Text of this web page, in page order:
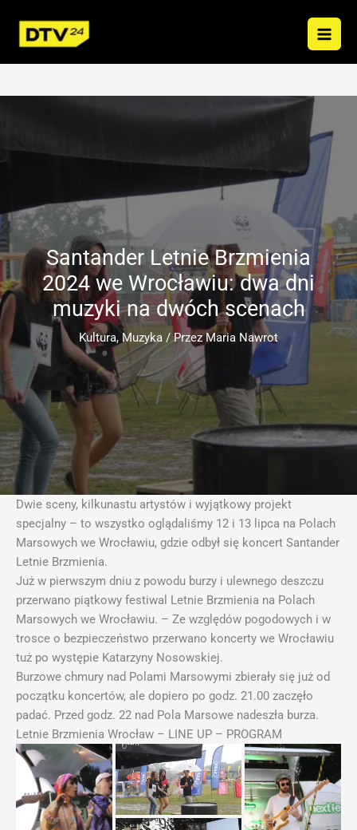
treści
Santander Letnie Brzmienia
2024 we Wrocławiu: dwa dni
muzyki na dwóch scenach
Kultura, Muzyka / PrzezMaria Nawrot
Dwie sceny, kilkunastu artystów i wyjątkowy projekt
specjalny – to wszystko oglądaliśmy 12 i 13 lipca na Polach
Marsowych we Wrocławiu, gdzie odbył się koncert Santander
Letnie Brzmienia.
Już w pierwszym dniu z powodu burzy i ulewnego deszczu
przerwano piątkowy festiwal Letnie Brzmienia na Polach
Marsowych we Wrocławiu. – Ze względów pogodowych i w
trosce o bezpieczeństwo przerwano koncerty we Wrocławiu
tuż po występie Katarzyny Nosowskiej.
Burzowe chmury nad Polami Marsowymi zbierały się już od
początku koncertów, ale dopiero po godz. 21.00 zaczęło
padać. Przed godz. 22 nad Pola Marsowe nadeszła burza.
Letnie Brzmienia Wrocław – LINE UP – PROGRAM